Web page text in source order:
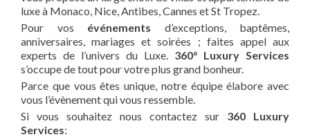
luxe à Monaco, Nice, Antibes, Cannes et St Tropez.
Pour vos événements d’exceptions, baptêmes,
anniversaires, mariages et soirées ; faites appel aux
experts de l’univers du Luxe. 360° Luxury Services
s’occupe de tout pour votre plus grand bonheur.
Parce que vous êtes unique, notre équipe élabore avec
vous l’évènement qui vous ressemble.
Si vous souhaitez nous contactez sur 360 Luxury
Services: